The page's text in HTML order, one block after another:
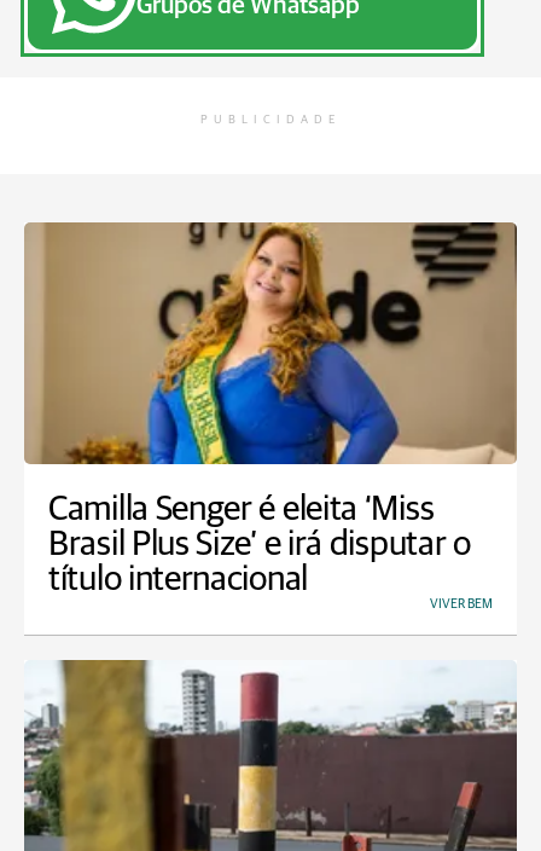
Grupos de Whatsapp
PUBLICIDADE
Camilla Senger é eleita ‘Miss
Brasil Plus Size’ e irá disputar o
título internacional
VIVER BEM